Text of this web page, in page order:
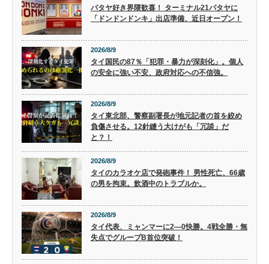
パタヤ好き界隈歓喜！ ターミナル21パタヤに
「ドンドンドンキ」出店準備、近日オープン！
2026/8/9
タイ国民の87％「犯罪・暴力が深刻化」。個人
の安全に強い不安、政府対応への不信強。
2026/8/9
タイ東北部、警察副署長が地元記者の首を絞め
負傷させる。12針縫う大けがも「冗談」だ
と？！
2026/8/9
タイのカラオケ店で発砲事件！ 男性死亡、66歳
の男を拘束。飲酒中のトラブルか。
2026/8/9
タイ代表、ミャンマーに2―0快勝。4戦全勝・無
失点でグループB首位突破！